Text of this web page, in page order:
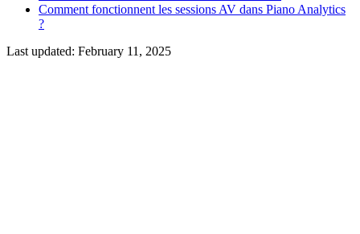
Comment fonctionnent les sessions AV dans Piano Analytics
?
Last updated: February 11, 2025